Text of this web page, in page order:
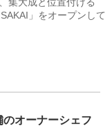
」をオープンして
のオーナーシェフ